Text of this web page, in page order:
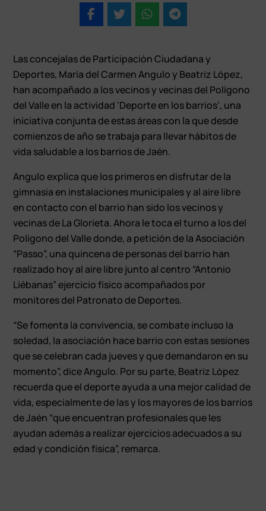
Las concejalas de Participación Ciudadana y
Deportes, María del Carmen Angulo y Beatriz López,
han acompañado a los vecinos y vecinas del Polígono
del Valle en la actividad ‘Deporte en los barrios’, una
iniciativa conjunta de estas áreas con la que desde
comienzos de año se trabaja para llevar hábitos de
vida saludable a los barrios de Jaén.
Angulo explica que los primeros en disfrutar de la
gimnasia en instalaciones municipales y al aire libre
en contacto con el barrio han sido los vecinos y
vecinas de La Glorieta. Ahora le toca el turno a los del
Polígono del Valle donde, a petición de la Asociación
“Passo”, una quincena de personas del barrio han
realizado hoy al aire libre junto al centro “Antonio
Liébanas” ejercicio físico acompañados por
monitores del Patronato de Deportes.
“Se fomenta la convivencia, se combate incluso la
soledad, la asociación hace barrio con estas sesiones
que se celebran cada jueves y que demandaron en su
momento”, dice Angulo. Por su parte, Beatriz López
recuerda que el deporte ayuda a una mejor calidad de
vida, especialmente de las y los mayores de los barrios
de Jaén “que encuentran profesionales que les
ayudan además a realizar ejercicios adecuados a su
edad y condición física”, remarca.